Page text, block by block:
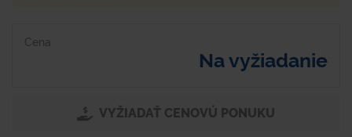
Cena
Na vyžiadanie
VYŽIADAŤ CENOVÚ PONUKU